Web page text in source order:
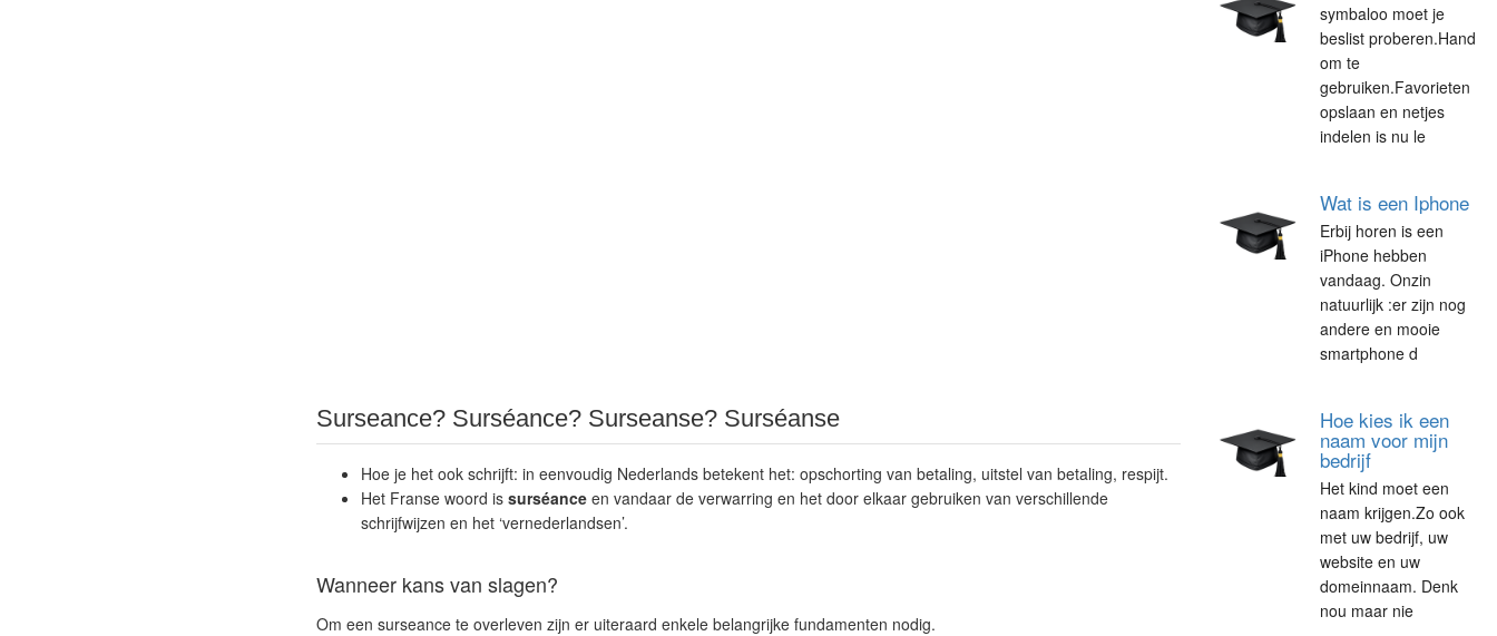
Surseance? Surséance? Surseanse? Surséanse
Hoe je het ook schrijft: in eenvoudig Nederlands betekent het: opschorting van betaling, uitstel van betaling, respijt.
Het Franse woord is surséanceen vandaar de verwarring en het door elkaar gebruiken van verschillende
schrijfwijzen en het ‘vernederlandsen’.
Wanneer kans van slagen?
Om een surseancete overleven zijn er uiteraard enkele belangrijke fundamenten nodig.
symbaloo moet je
beslist proberen.Hand
om te
gebruiken.Favorieten
opslaan en netjes
indelen is nu le
Wat is een Iphone
Erbij horen is een
iPhone hebben
vandaag. Onzin
natuurlijk :er zijn nog
andere en mooie
smartphone d
Hoe kies ik een
naam voor mijn
bedrijf
Het kind moet een
naam krijgen.Zo ook
met uw bedrijf, uw
website en uw
domeinnaam. Denk
nou maar nie